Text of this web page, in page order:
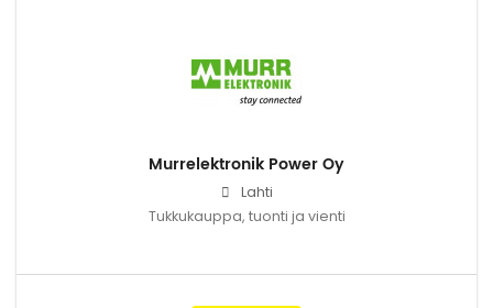
Murrelektronik Power Oy
Lahti
Tukkukauppa, tuonti ja vienti